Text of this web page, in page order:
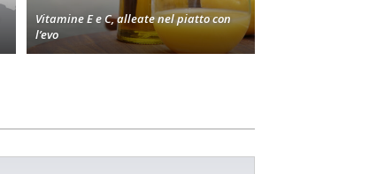
Vitamine E e C, alleate nel piatto con
l’evo